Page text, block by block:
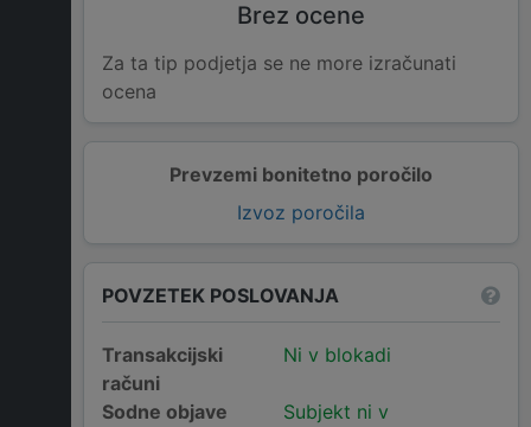
Prevzemi bonitetno poročilo
Izvoz poročila
Brez ocene
Za ta tip podjetja se ne more izračunati
ocena
POVZETEK POSLOVANJA
Transakcijski
računi
Ni v blokadi
Sodne objave
Subjekt ni v